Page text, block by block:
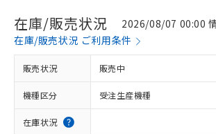
在庫/販売状況
2026/08/07 00:00
在庫/販売状況 ご利用条件
販売状況 販売中
機種区分 受注生産機種
在庫状況